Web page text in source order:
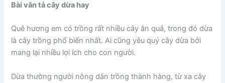
Bài văn tả cây dừa hay
Quê hương em có trồng rất nhiều cây ăn quả, trong đó dừa
là cây trồng phổ biến nhất. Ai cũng yêu quý cây dừa bởi
mang lại nhiều lợi ích cho con người.
Dừa thường người nông dân trồng thành hàng, từ xa cây